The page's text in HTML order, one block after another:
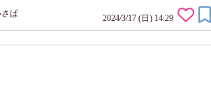
上がりにも粉っぽさがありません。 02ライトアップベ
誰にでも使いやすそうな肌なじみのよいカラー。 頬や
高い部分がキラッとして立体感が出ます。 上品なツ
さぱ 2024/3/17 (日) 14:29